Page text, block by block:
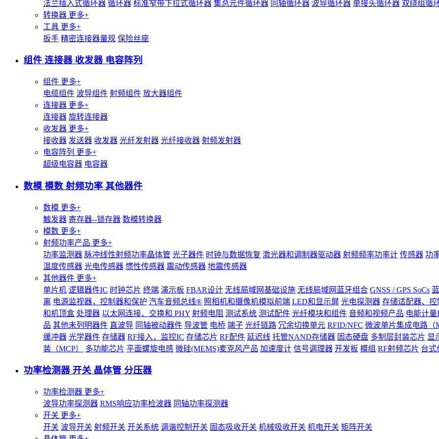
法兰插入式循环器 循环器 标准窄带下拉式循环器 集总元件循环器 同轴循环器 波导循环器 单接头循环器 双绕组循
转换器 更多+
工具 更多+
扳手 精密连接器量规 保险丝座
组件 连接器 收发器 电容阵列
组件 更多+
电缆组件 波导组件 射频组件 放大器组件
连接器 更多+
连接器 旋转连接器
收发器 更多+
接收器 发送器 收发器 光纤发射器 光纤接收器 射频发射器
电容阵列 更多+
超级电容器 电容器
数模 模数 射频功率 其他器件
数模 更多+
触发器 寄存器--锁存器 数模转换器
模数 更多+
射频功率产品 更多+
功率监测器 脉冲线性射频功率晶体管 光子器件 时钟与数据恢复 激光器和调制器驱动器 射频频率功率计 传感器 功
温度传感器 光电传感器 惯性传感器 震动传感器 地震传感器
其他器件 更多+
单片机 逻辑器件IC 时钟芯片 终端 演示板 FBAR设计 无线局域网基础设施 无线局域网蓝牙组合 GNSS / GPS SoCs
离 电源监视器，控制器和保护 汽车音频总线® 照相机和摄像机模拟前端 LED和显示屏 光电探测器 存储适配器、控
和机顶盒 处理器 以太网连接、交换和 PHY 射频电阻 测试系统 测试配件 光纤模块和组件 音频和视频产品 电能计量
品 其他未列明器件 直波导 同轴被动器件 导波管 电桥 端子 光纤链路 冗余切换单元 RFID/NFC 微波单片集成电路（
缓冲器 光学器件 存储器 RF接入，监控IC 存储芯片 RF配件 延迟线 托管NAND存储器 固态硬盘 多制层封装芯片 显
装（MCP）
多功能芯片 平面螺旋电感 微硅(MEMS)麦克风产品 加速度计 信号调理器 开发板 模组 RF射频芯片 台式
功率检测器 开关 晶体管 分压器
功率检测器 更多+
波导功率探测器 RMS响应功率检波器 同轴功率探测器
开关 更多+
开关 波导开关 射频开关 开关系统 调谐控制开关 固态吸收开关 机械吸收开关 机电开关 矩阵开关